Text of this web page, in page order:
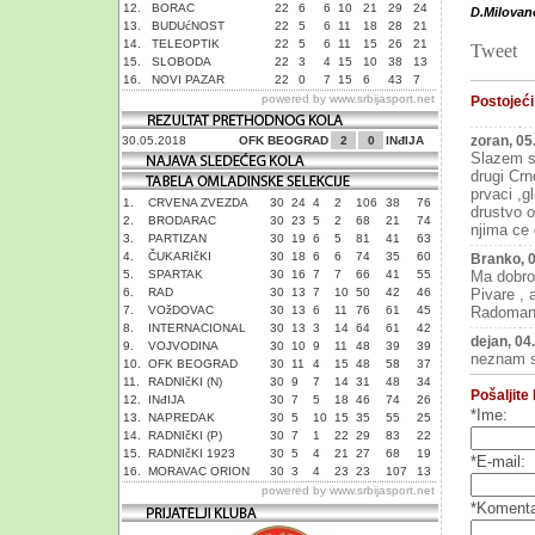
12.
BORAC 22 6 6 10 21 29
24
13.
BUDUćNOST 22 5 6 11 18 28
21
14.
TELEOPTIK 22 5 6 11 15 26
21
15.
SLOBODA 22 3 4 15 10 38
13
16.
NOVI PAZAR 22 0 7 15 6 43
7
powered by www.srbijasport.net
30.05.2018 OFK BEOGRAD 2 0 INđIJA
1. CRVENA ZVEZDA 30 24 4 2 106 38
76
2.
BRODARAC 30 23 5 2 68 21
74
3.
PARTIZAN 30 19 6 5 81 41
63
4.
ČUKARIčKI 30 18 6 6 74 35
60
5.
SPARTAK 30 16 7 7 66 41
55
6.
RAD 30 13 7 10 50 42
46
7.
VOžDOVAC 30 13 6 11 76 61
45
8.
INTERNACIONAL 30 13 3 14 64 61
42
9.
VOJVODINA 30 10 9 11 48 39
39
10.
OFK BEOGRAD 30 11 4 15 48 58
37
11.
RADNIčKI (N) 30 9 7 14 31 48
34
12.
INđIJA 30 7 5 18 46 74
26
13.
NAPREDAK 30 5 10 15 35 55
25
14.
RADNIčKI (P) 30 7 1 22 29 83
22
15.
RADNIčKI 1923 30 5 4 21 27 68
19
16.
MORAVAC ORION 30 3 4 23 23 107
13
powered by www.srbijasport.net
Tweet
zoran,
Slazem
drugi
prvaci
drustvo
njima ce
Branko,
Ma
Pivare ,
dejan,
neznam
Pošaljite
*Ime:
*E-mail: